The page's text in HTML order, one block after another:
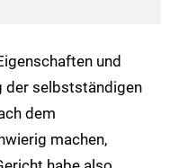
und
der selbstständigen
dem
machen,